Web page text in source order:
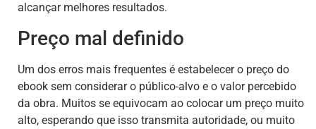
alcançar melhores resultados.
Preço mal definido
Um dos erros mais frequentes é estabelecer o preço do
ebook sem considerar o público-alvo e o valor percebido
da obra. Muitos se equivocam ao colocar um preço muito
alto, esperando que isso transmita autoridade, ou muito